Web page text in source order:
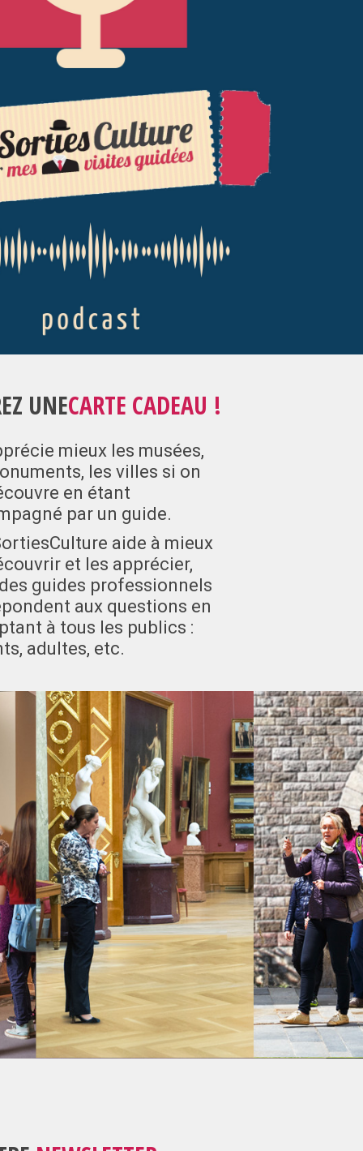
UNECARTE CADEAU !
mieux les musées,
les villes si on
en étant
par un guide.
aide à mieux
et les apprécier,
guides professionnels
aux questions en
à tous les publics :
adultes, etc.